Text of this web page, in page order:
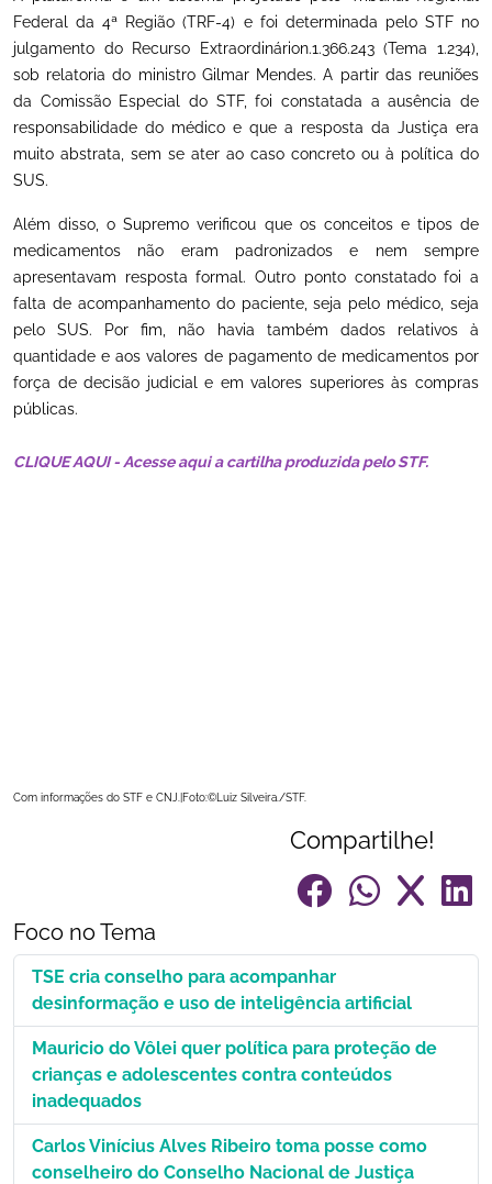
Federal da 4ª Região (TRF-4) e foi determinada pelo STF no
julgamento do Recurso Extraordinárion.1.366.243 (Tema 1.234),
sob relatoria do ministro Gilmar Mendes. A partir das reuniões
da Comissão Especial do STF, foi constatada a ausência de
responsabilidade do médico e que a resposta da Justiça era
muito abstrata, sem se ater ao caso concreto ou à política do
SUS.
Além disso, o Supremo verificou que os conceitos e tipos de
medicamentos não eram padronizados e nem sempre
apresentavam resposta formal. Outro ponto constatado foi a
falta de acompanhamento do paciente, seja pelo médico, seja
pelo SUS. Por fim, não havia também dados relativos à
quantidade e aos valores de pagamento de medicamentos por
força de decisão judicial e em valores superiores às compras
públicas.
CLIQUE AQUI - Acesse aqui a cartilha produzida pelo STF.
Com informações do STF e CNJ.|Foto:©Luiz Silveira./STF.
Compartilhe!
Foco no Tema
TSE cria conselho para acompanhar
desinformação e uso de inteligência artificial
Mauricio do Vôlei quer política para proteção de
crianças e adolescentes contra conteúdos
inadequados
Carlos Vinícius Alves Ribeiro toma posse como
conselheiro do Conselho Nacional de Justiça